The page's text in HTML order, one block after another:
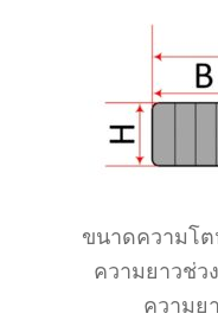
ขนาดความโต
ความยาวช่ว
ความย